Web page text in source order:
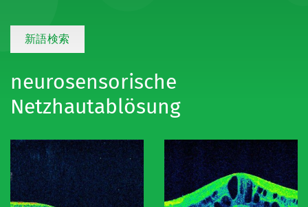
新語検索
neurosensorische
Netzhautablösung